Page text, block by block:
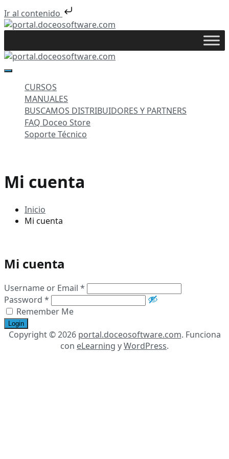
Ir al contenido
Saltar
portal.doceosoftware.com
CURSOS
MANUALES
BUSCAMOS DISTRIBUIDORES Y PARTNERS
FAQ Doceo Store
Soporte Técnico
Mi cuenta
Inicio
Mi cuenta
Mi cuenta
Username or Email *
Password *
Remember Me
Login
Copyright © 2026 portal.doceosoftware.com. Funciona
con eLearning yWordPress.